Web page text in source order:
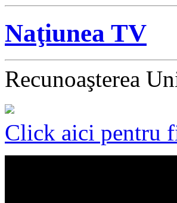
Naţiunea TV
Recunoaşterea
Click aici pentru